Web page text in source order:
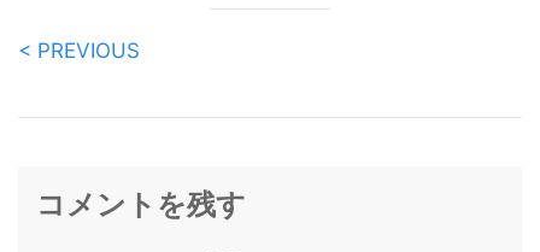
< PREVIOUS
コメントを残す